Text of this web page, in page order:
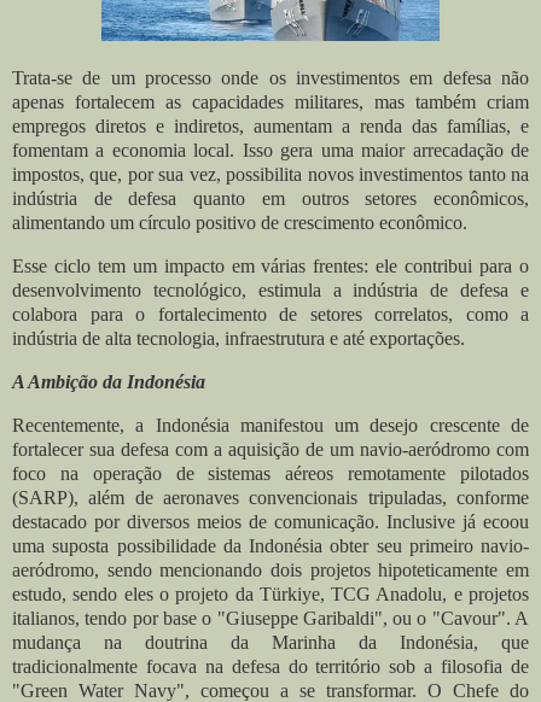
Trata-se de um processo onde os investimentos em defesa não
apenas fortalecem as capacidades militares, mas também criam
empregos diretos e indiretos, aumentam a renda das famílias, e
fomentam a economia local. Isso gera uma maior arrecadação de
impostos, que, por sua vez, possibilita novos investimentos tanto na
indústria de defesa quanto em outros setores econômicos,
alimentando um círculo positivo de crescimento econômico.
Esse ciclo tem um impacto em várias frentes: ele contribui para o
desenvolvimento tecnológico, estimula a indústria de defesa e
colabora para o fortalecimento de setores correlatos, como a
indústria de alta tecnologia, infraestrutura e até exportações.
A Ambição da Indonésia
Recentemente, a Indonésia manifestou um desejo crescente de
fortalecer sua defesa com a aquisição de um navio-aeródromo com
foco na operação de sistemas aéreos remotamente pilotados
(SARP), além de aeronaves convencionais tripuladas, conforme
destacado por diversos meios de comunicação. Inclusive já ecoou
uma suposta possibilidade da Indonésia obter seu primeiro navio-
aeródromo, sendo mencionando dois projetos hipoteticamente em
estudo, sendo eles o projeto da Türkiye, TCG Anadolu, e projetos
italianos, tendo por base o "Giuseppe Garibaldi", ou o "Cavour". A
mudança na doutrina da Marinha da Indonésia, que
tradicionalmente focava na defesa do território sob a filosofia de
"Green Water Navy", começou a se transformar. O Chefe do